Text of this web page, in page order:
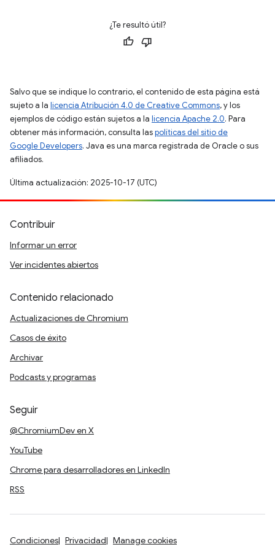
¿Te resultó útil?
Salvo que se indique lo contrario, el contenido de esta página está
sujeto a la licencia Atribución 4.0 de Creative Commons, y los
ejemplos de código están sujetos a la licencia Apache 2.0. Para
obtener más información, consulta laspolíticas del sitio de
Google Developers. Java es una marca registrada de Oracle o sus
afiliados.
Última actualización: 2025-10-17 (UTC)
Contribuir
Informar un error
Ver incidentes abiertos
Contenido relacionado
Actualizaciones de Chromium
Casos de éxito
Archivar
Podcasts y programas
Seguir
@ChromiumDev en X
YouTube
Chrome para desarrolladores en LinkedIn
RSS
Condiciones Privacidad Manage cookies